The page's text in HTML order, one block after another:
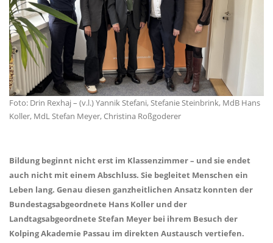
Foto: Drin Rexhaj – (v.l.) Yannik Stefani, Stefanie Steinbrink, MdB Hans
Koller, MdL Stefan Meyer, Christina Roßgoderer
Bildung beginnt nicht erst im Klassenzimmer – und sie endet
auch nicht mit einem Abschluss. Sie begleitet Menschen ein
Leben lang. Genau diesen ganzheitlichen Ansatz konnten der
Bundestagsabgeordnete Hans Koller und der
Landtagsabgeordnete Stefan Meyer bei ihrem Besuch der
Kolping Akademie Passau im direkten Austausch vertiefen.